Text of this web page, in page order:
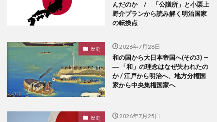
んだのか / 「公議所」と小栗上
野介プランから読み解く明治国家
の転換点
歴史 2026年7月28日
和の国から大日本帝国へ(その3) —
― 「和」の理念はなぜ失われたの
か / 江戸から明治へ、地方分権国
家から中央集権国家へ
歴史 2026年7月25日